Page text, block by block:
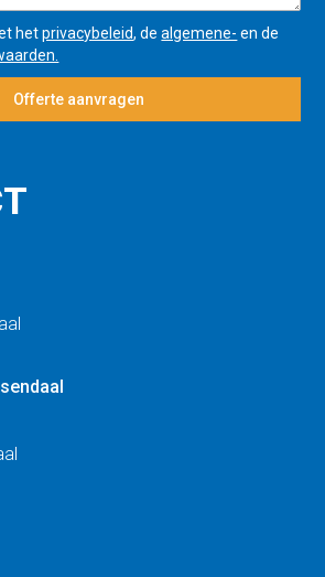
hetprivacybeleid, dealgemene- en de
Offerte aanvragen